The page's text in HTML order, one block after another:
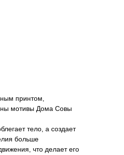
принтом,
мотивы Дома Совы
тело, а создает
больше
что делает его